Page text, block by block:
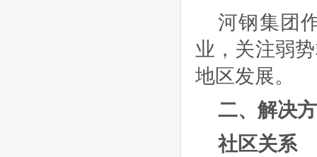
河钢集团
业，关注弱
地区发展。
二、解决
社区关系